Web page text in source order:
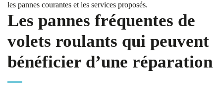
les pannes courantes et les services proposés.
Les pannes fréquentes de
volets roulants qui peuvent
bénéficier d’une réparation